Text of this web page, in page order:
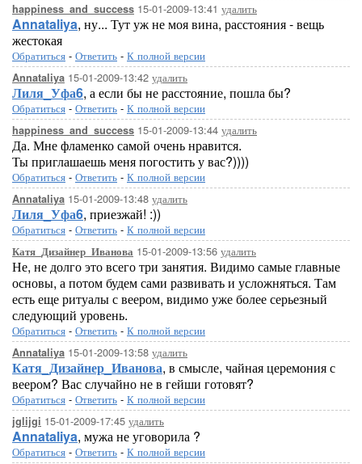
happiness_and_success 15-01-2009-13:41 удалить
Annataliya, ну... Тут уж не моя вина, расстояния - вещь
жестокая
Обратиться - Ответить - К полной версии
Annataliya 15-01-2009-13:42 удалить
Лиля_Уфа6, а если бы не расстояние, пошла бы?
Обратиться - Ответить - К полной версии
happiness_and_success 15-01-2009-13:44 удалить
Да. Мне фламенко самой очень нравится.
Ты приглашаешь меня погостить у вас?))))
Обратиться - Ответить - К полной версии
Annataliya 15-01-2009-13:48 удалить
Лиля_Уфа6, приезжай! :))
Обратиться - Ответить - К полной версии
Катя_Дизайнер_Иванова 15-01-2009-13:56 удалить
Не, не долго это всего три занятия. Видимо самые главные
основы, а потом будем сами развивать и усложняться. Там
есть еще ритуалы с веером, видимо уже более серьезный
следующий уровень.
Обратиться - Ответить - К полной версии
Annataliya 15-01-2009-13:58 удалить
Катя_Дизайнер_Иванова, в смысле, чайная церемония с
веером? Вас случайно не в гейши готовят?
Обратиться - Ответить - К полной версии
jglijgi 15-01-2009-17:45 удалить
Annataliya, мужа не уговорила ?
Обратиться - Ответить - К полной версии